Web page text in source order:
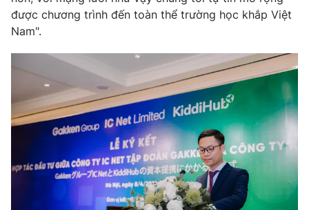
được chương trình đến toàn thể trường học khắp Việt
Nam".